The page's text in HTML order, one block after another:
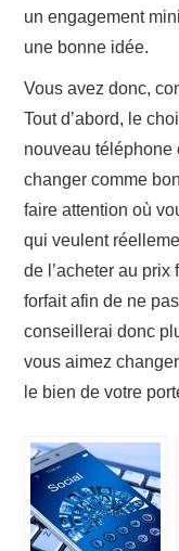
un engagement
une bonne idée.
Vous avez donc,
Tout d’abord, le
nouveau téléphone
changer comme
faire attention où
qui veulent
de l’acheter au prix
forfait afin de ne
conseillerai donc
vous aimez
le bien de votre